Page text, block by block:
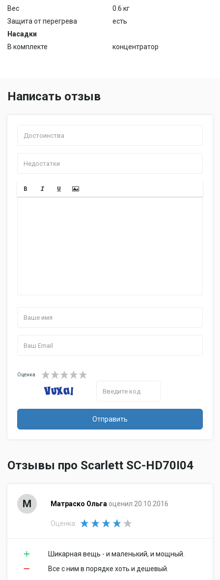
Вес
0.6 кг
Защита от перегрева
есть
Насадки
В комплекте
концентратор
Написать отзыв
Оценка
Отправить
Отзывы про Scarlett SC-HD70I04
М Матраско Ольга оценил 20.10.2016
Оценка:
Шикарная вещь - и маленький, и мощный.
Все с ним в порядке хоть и дешевый.